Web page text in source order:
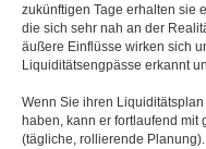
zukünftigen Tage erhalten sie
die sich sehr nah an der
äußere Einflüsse wirken sich
Liquiditätsengpässe erkannt
Wenn Sie ihren
haben, kann er fortlaufend
(tägliche, rollierende